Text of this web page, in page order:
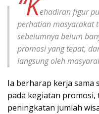
ehadiran figur
perhatian masyarakat
sebelumnya belum
promosi yang tepat,
langsung oleh
Ia berharap kerja sama
pada kegiatan
peningkatan jumlah